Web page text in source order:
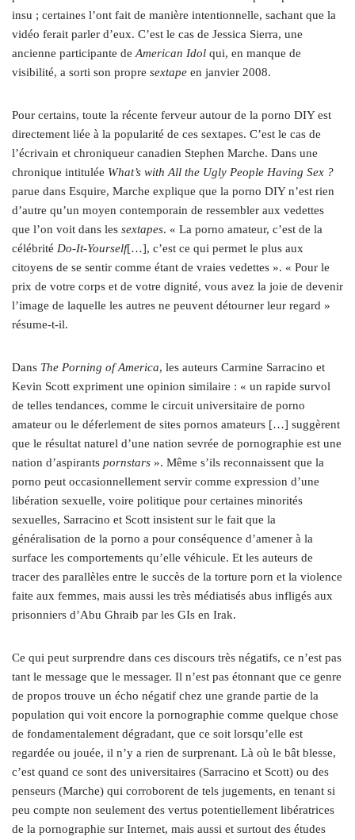
insu ; certaines l’ont fait de manière intentionnelle, sachant que la
vidéo ferait parler d’eux. C’est le cas de Jessica Sierra, une
ancienne participante de American Idol qui, en manque de
visibilité, a sorti son propre sextape en janvier 2008.
Pour certains, toute la récente ferveur autour de la porno DIY est
directement liée à la popularité de ces sextapes. C’est le cas de
l’écrivain et chroniqueur canadien Stephen Marche. Dans une
chronique intitulée What’s with All the Ugly People Having Sex ?
parue dans Esquire, Marche explique que la porno DIY n’est rien
d’autre qu’un moyen contemporain de ressembler aux vedettes
que l’on voit dans les sextapes. « La porno amateur, c’est de la
célébrité Do-It-Yourself[…], c’est ce qui permet le plus aux
citoyens de se sentir comme étant de vraies vedettes ». « Pour le
prix de votre corps et de votre dignité, vous avez la joie de devenir
l’image de laquelle les autres ne peuvent détourner leur regard »
résume-t-il.
Dans The Porning of America, les auteurs Carmine Sarracino et
Kevin Scott expriment une opinion similaire : « un rapide survol
de telles tendances, comme le circuit universitaire de porno
amateur ou le déferlement de sites pornos amateurs […] suggèrent
que le résultat naturel d’une nation sevrée de pornographie est une
nation d’aspirants pornstars ». Même s’ils reconnaissent que la
porno peut occasionnellement servir comme expression d’une
libération sexuelle, voire politique pour certaines minorités
sexuelles, Sarracino et Scott insistent sur le fait que la
généralisation de la porno a pour conséquence d’amener à la
surface les comportements qu’elle véhicule. Et les auteurs de
tracer des parallèles entre le succès de la torture porn et la violence
faite aux femmes, mais aussi les très médiatisés abus infligés aux
prisonniers d’Abu Ghraib par les GIs en Irak.
Ce qui peut surprendre dans ces discours très négatifs, ce n’est pas
tant le message que le messager. Il n’est pas étonnant que ce genre
de propos trouve un écho négatif chez une grande partie de la
population qui voit encore la pornographie comme quelque chose
de fondamentalement dégradant, que ce soit lorsqu’elle est
regardée ou jouée, il n’y a rien de surprenant. Là où le bât blesse,
c’est quand ce sont des universitaires (Sarracino et Scott) ou des
penseurs (Marche) qui corroborent de tels jugements, en tenant si
peu compte non seulement des vertus potentiellement libératrices
de la pornographie sur Internet, mais aussi et surtout des études